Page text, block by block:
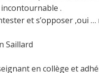
.
et s’opposer ,oui
Saillard
en collège et